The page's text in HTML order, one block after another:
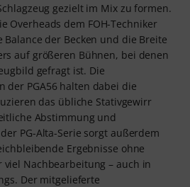
gezielt im Mix zu formen.
Overheads dem FOH-Techniker
der Becken und die Breite
auf größeren Bühnen, bei denen
gefragt ist. Die
der PGA56 halten dabei die
das übliche Stativgewirr
Abstimmung und
PG-Alta-Serie sorgt außerdem
Ergebnisse ohne
viel Nachbearbeitung – auch in
Der mitgelieferte